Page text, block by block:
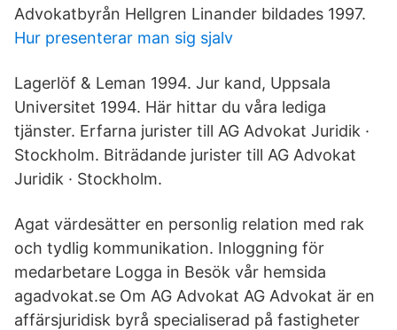
Advokatbyrån Hellgren Linander bildades 1997.
Hur presenterar man sig sjalv
Lagerlöf & Leman 1994. Jur kand, Uppsala
Universitet 1994. Här hittar du våra lediga
tjänster. Erfarna jurister till AG Advokat Juridik ·
Stockholm. Biträdande jurister till AG Advokat
Juridik · Stockholm.
Agat värdesätter en personlig relation med rak
och tydlig kommunikation. Inloggning för
medarbetare Logga in Besök vår hemsida
agadvokat.se Om AG Advokat AG Advokat är en
affärsjuridisk byrå specialiserad på fastigheter